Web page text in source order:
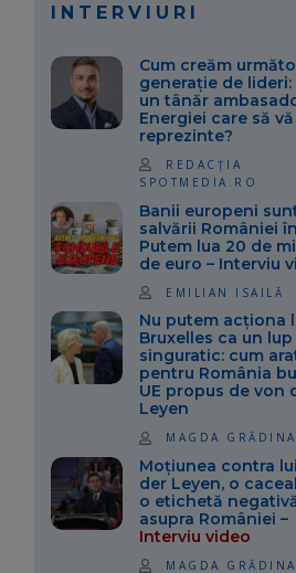
INTERVIURI
Cum creăm
generație de lideri:
un tânăr
Energiei care să vă
reprezinte?
REDACȚIA
SPOTMEDIA.RO
Banii europeni
salvării României
Putem lua 20 de
de euro – Interviu
EMILIAN ISAILĂ
Nu putem acționa
Bruxelles ca un lup
singuratic: cum
pentru România
UE propus de von
Leyen
MAGDA
Moțiunea contra
der Leyen, o
o etichetă
asupra României –
Interviu video
MAGDA